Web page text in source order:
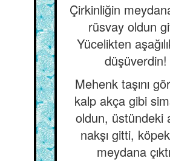
Çirkinliğin
rüsvay oldun
Yücelikten
düşüverdin!
Mehenk taşını
kalp akça gibi
oldun, üstündeki
nakşı gitti,
meydana